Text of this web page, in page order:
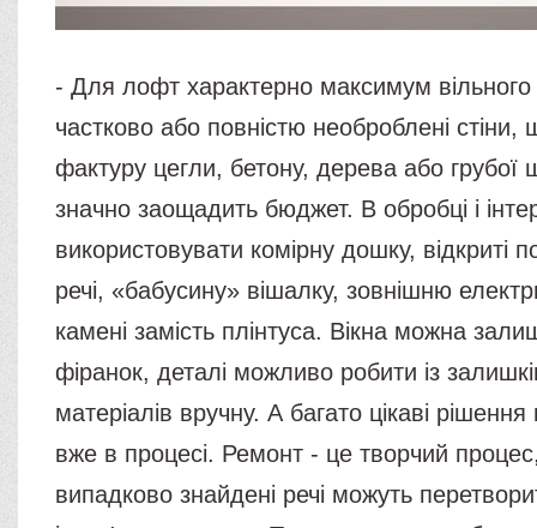
- Для лофт характерно максимум вільного
частково або повністю необроблені стіни,
фактуру цегли, бетону, дерева або грубої
значно заощадить бюджет. В обробці і
використовувати комірну дошку, відкриті
речі, «бабусину» вішалку, зовнішню
камені замість плінтуса. Вікна можна
фіранок, деталі можливо робити із залишків
матеріалів вручну. А багато цікаві
вже в процесі. Ремонт - це творчий процес,
випадково знайдені речі можуть